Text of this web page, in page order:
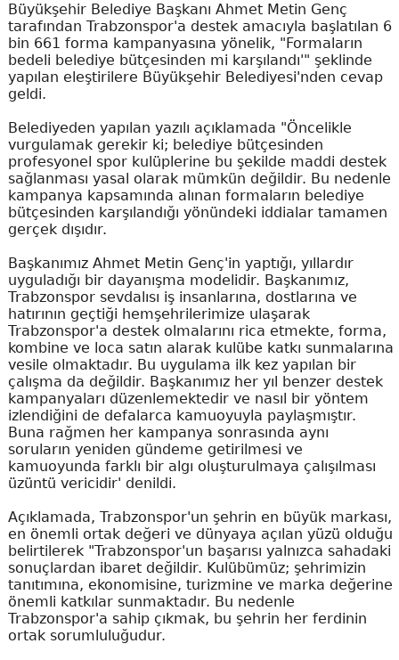
Büyükşehir Belediye Başkanı Ahmet Metin Genç
tarafından Trabzonspor'a destek amacıyla başlatılan 6
bin 661 forma kampanyasına yönelik, "Formaların
bedeli belediye bütçesinden mi karşılandı'" şeklinde
yapılan eleştirilere Büyükşehir Belediyesi'nden cevap
geldi.
Belediyeden yapılan yazılı açıklamada "Öncelikle
vurgulamak gerekir ki; belediye bütçesinden
profesyonel spor kulüplerine bu şekilde maddi destek
sağlanması yasal olarak mümkün değildir. Bu nedenle
kampanya kapsamında alınan formaların belediye
bütçesinden karşılandığı yönündeki iddialar tamamen
gerçek dışıdır.
Başkanımız Ahmet Metin Genç'in yaptığı, yıllardır
uyguladığı bir dayanışma modelidir. Başkanımız,
Trabzonspor sevdalısı iş insanlarına, dostlarına ve
hatırının geçtiği hemşehrilerimize ulaşarak
Trabzonspor'a destek olmalarını rica etmekte, forma,
kombine ve loca satın alarak kulübe katkı sunmalarına
vesile olmaktadır. Bu uygulama ilk kez yapılan bir
çalışma da değildir. Başkanımız her yıl benzer destek
kampanyaları düzenlemektedir ve nasıl bir yöntem
izlendiğini de defalarca kamuoyuyla paylaşmıştır.
Buna rağmen her kampanya sonrasında aynı
soruların yeniden gündeme getirilmesi ve
kamuoyunda farklı bir algı oluşturulmaya çalışılması
üzüntü vericidir' denildi.
Açıklamada, Trabzonspor'un şehrin en büyük markası,
en önemli ortak değeri ve dünyaya açılan yüzü olduğu
belirtilerek "Trabzonspor'un başarısı yalnızca sahadaki
sonuçlardan ibaret değildir. Kulübümüz; şehrimizin
tanıtımına, ekonomisine, turizmine ve marka değerine
önemli katkılar sunmaktadır. Bu nedenle
Trabzonspor'a sahip çıkmak, bu şehrin her ferdinin
ortak sorumluluğudur.